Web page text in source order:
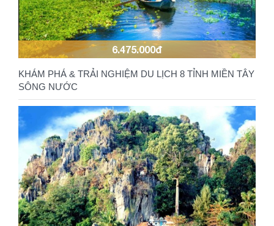
6.475.000đ
KHÁM PHÁ & TRẢI NGHIỆM DU LỊCH 8 TỈNH MIỀN TÂY
SÔNG NƯỚC